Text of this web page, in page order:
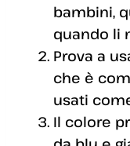
bambini,
quando li
Prova a
che è
usati
Il colore